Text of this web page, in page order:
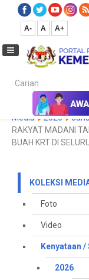
A- A A+
Carian...
Laman Utama
Media
2026
RAKYAT MADANI
BUAH KRT DI
KOLEKSI
Foto
Video
Kenyataan
2026